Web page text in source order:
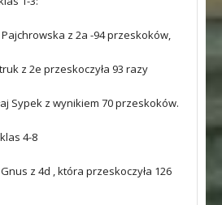
Pajchrowska z 2a -94 przeskoków,
z 2e przeskoczyła 93 razy
Sypek z wynikiem 70 przeskoków.
4-8
z 4d , która przeskoczyła 126